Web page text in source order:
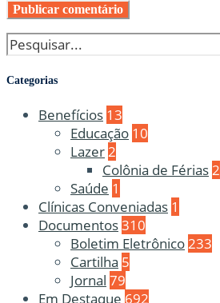
Categorias
Benefícios 13
Educação 10
Lazer2
Colônia de Férias2
Saúde 1
Clínicas Conveniadas 1
Documentos310
Boletim Eletrônico233
Cartilha 5
Jornal 79
Em Destaque 692